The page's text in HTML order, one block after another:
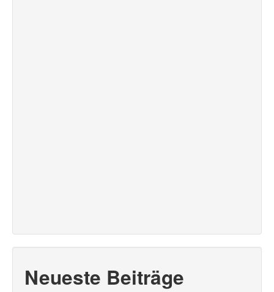
Neueste Beiträge